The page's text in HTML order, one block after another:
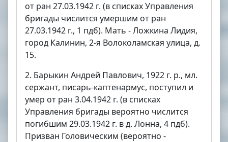
от ран 27.03.1942 г. (в списках Управления
бригады числится умершим от ран
27.03.1942 г., 1 пдб). Мать - Ложкина Лидия,
город Калинин, 2-я Волоколамская улица, д.
15.
2. Барыкин Андрей Павлович, 1922 г. р., мл.
сержант, писарь-каптенармус, поступил и
умер от ран 3.04.1942 г. (в списках
Управления бригады вероятно числится
погибшим 29.03.1942 г. в д. Лонна, 4 пдб).
Призван Головическим (вероятно -